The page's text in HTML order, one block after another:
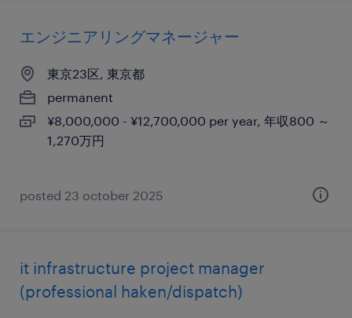
エンジニアリングマネージャー
東京23区, 東京都
permanent
¥8,000,000 - ¥12,700,000 per year, 年収800 ～
1,270万円
posted 23 october 2025
it infrastructure project manager
(professional haken/dispatch)